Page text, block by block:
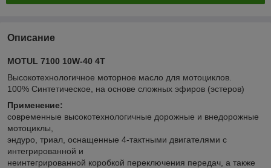
Описание
MOTUL 7100 10W-40 4T
Высокотехнологичное моторное масло для мотоциклов.
100% Синтетическое, на основе сложных эфиров (эстеров)
Применение:
современные высокотехнологичные дорожные и внедорожные
мотоциклы,
эндуро, триал, оснащенные 4-тактными двигателями с
интегрированной и
неинтегрированной коробкой переключения передач, а также